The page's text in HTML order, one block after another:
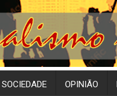
SOCIEDADE OPINIÃO